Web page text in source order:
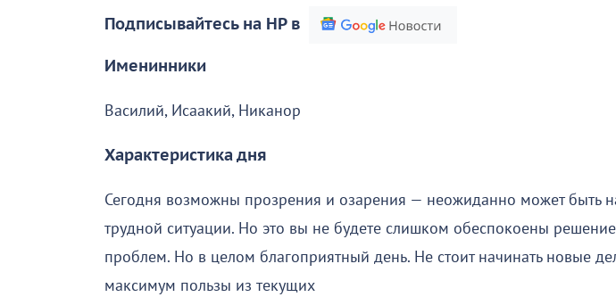
Подписывайтесь на НР в
Именинники
Василий, Исаакий, Никанор
Характеристика дня
Сегодня возможны прозрения и озарения — неожиданно может быть
трудной ситуации. Но это вы не будете слишком обеспокоены
проблем. Но в целом благоприятный день. Не стоит начинать новые
максимум пользы из текущих